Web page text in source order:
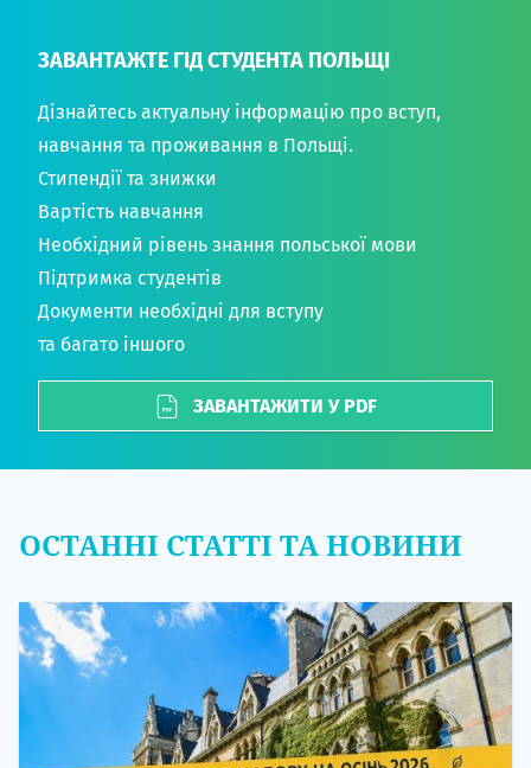
ЗАВАНТАЖТЕ ГІД СТУДЕНТА ПОЛЬЩІ
Дізнайтесь актуальну інформацію про вступ,
навчання та проживання в Польщі.
Стипендії та знижки
Вартість навчання
Необхідний рівень знання польської мови
Підтримка студентів
Документи необхідні для вступу
та багато іншого
ЗАВАНТАЖИТИ У PDF
ОСТАННІ СТАТТІ ТА НОВИНИ